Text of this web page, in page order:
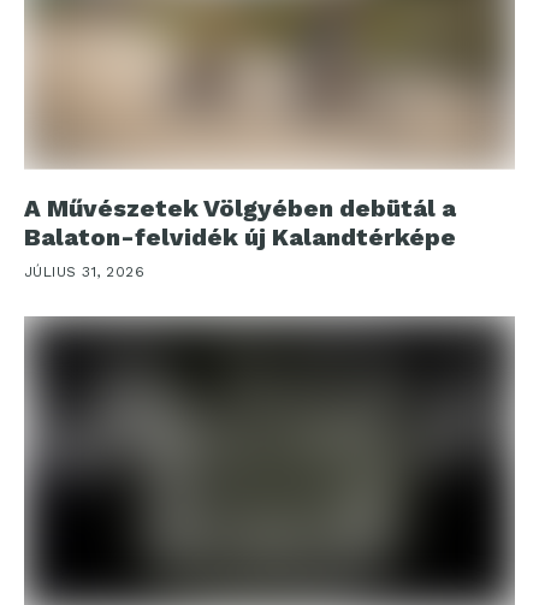
A Művészetek Völgyében debütál a
Balaton-felvidék új Kalandtérképe
JÚLIUS 31, 2026